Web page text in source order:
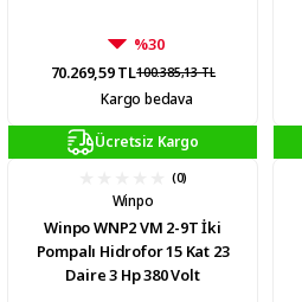
%30
70.269,59 TL100.385,13 TL
Kargo bedava
Ücretsiz Kargo
(0)
Winpo
Winpo WNP2 VM 2-9T İki
Pompalı Hidrofor 15 Kat 23
Daire 3 Hp 380 Volt